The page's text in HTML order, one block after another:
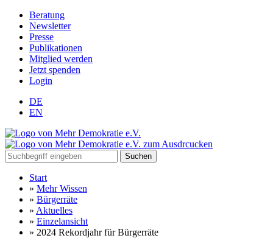
Beratung
Newsletter
Presse
Publikationen
Mitglied werden
Jetzt spenden
Login
DE
EN
Suchen
Start
» Mehr Wissen
» Bürgerräte
» Aktuelles
» Einzelansicht
» 2024 Rekordjahr für Bürgerräte